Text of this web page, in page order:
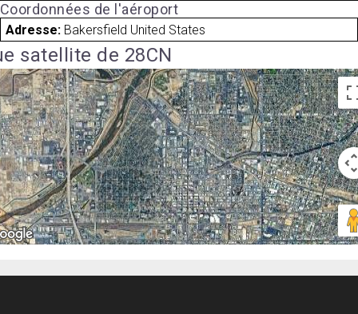
Coordonnées de l'aéroport
Adresse: Bakersfield United States
satellite de 28CN